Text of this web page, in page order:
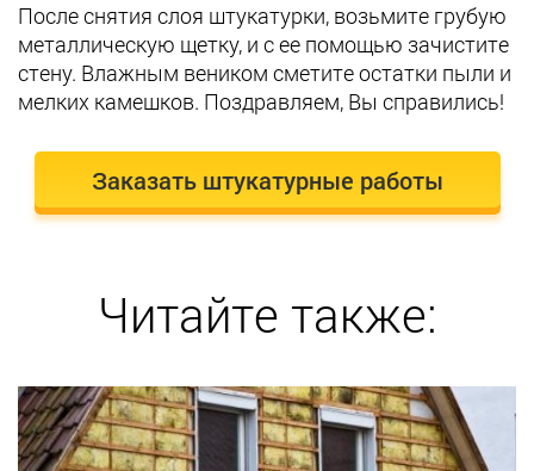
После снятия слоя штукатурки, возьмите грубую
металлическую щетку, и с ее помощью зачистите
стену. Влажным веником сметите остатки пыли и
мелких камешков. Поздравляем, Вы справились!
Заказать штукатурные работы
Читайте также: